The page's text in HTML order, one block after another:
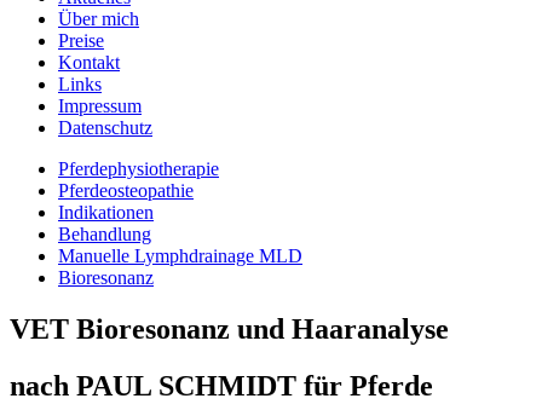
Über mich
Preise
Kontakt
Links
Impressum
Datenschutz
Pferdephysiotherapie
Pferdeosteopathie
Indikationen
Behandlung
Manuelle Lymphdrainage MLD
Bioresonanz
VET Bioresonanz und Haaranalyse
nach PAUL SCHMIDT für Pferde